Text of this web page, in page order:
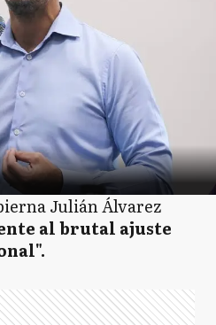
Julián Álvarez
al brutal ajuste